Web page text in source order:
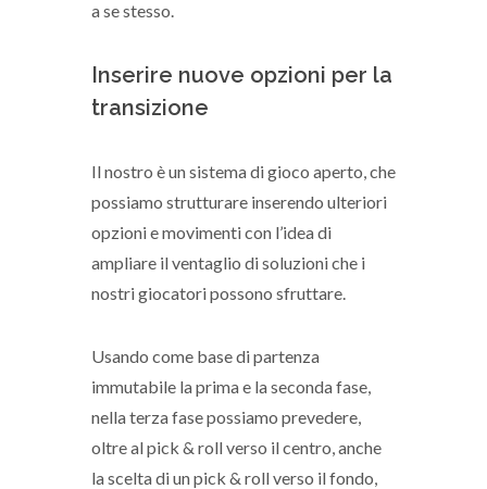
a se stesso.
Inserire nuove opzioni per la
transizione
Il nostro è un sistema di gioco aperto, che
possiamo strutturare inserendo ulteriori
opzioni e movimenti con l’idea di
ampliare il ventaglio di soluzioni che i
nostri giocatori possono sfruttare.
Usando come base di partenza
immutabile la prima e la seconda fase,
nella terza fase possiamo prevedere,
oltre al pick & roll verso il centro, anche
la scelta di un pick & roll verso il fondo,